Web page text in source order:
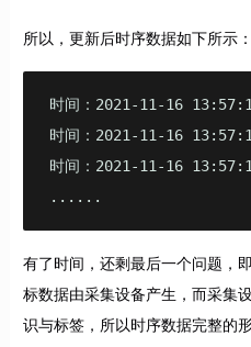
所以，更新后时序数据如下所示：
时间：2021-11-16
时间：2021-11-16
时间：2021-11-16
......
有了时间，还剩最后一个问题，
标数据由采集设备产生，而采集
识与标签，所以时序数据完整的